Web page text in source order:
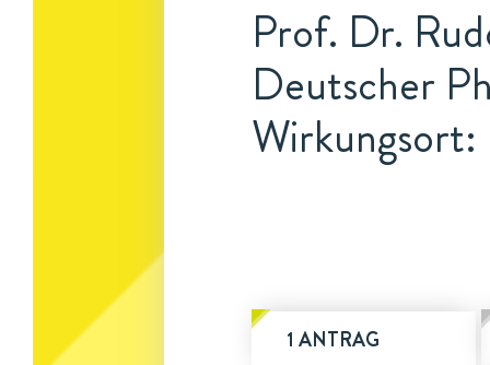
Prof. Dr.
Deutscher
Wirkungsort:
1 ANTRAG